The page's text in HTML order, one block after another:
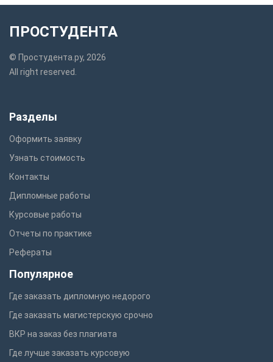
ПРОСТУДЕНТА
© Простудента.ру, 2026
All right reserved.
Разделы
Оформить заявку
Узнать стоимость
Контакты
Дипломные работы
Курсовые работы
Отчеты по практике
Рефераты
Популярное
Где заказать дипломную недорого
Где заказать магистерскую срочно
ВКР на заказ без плагиата
Где лучше заказать курсовую